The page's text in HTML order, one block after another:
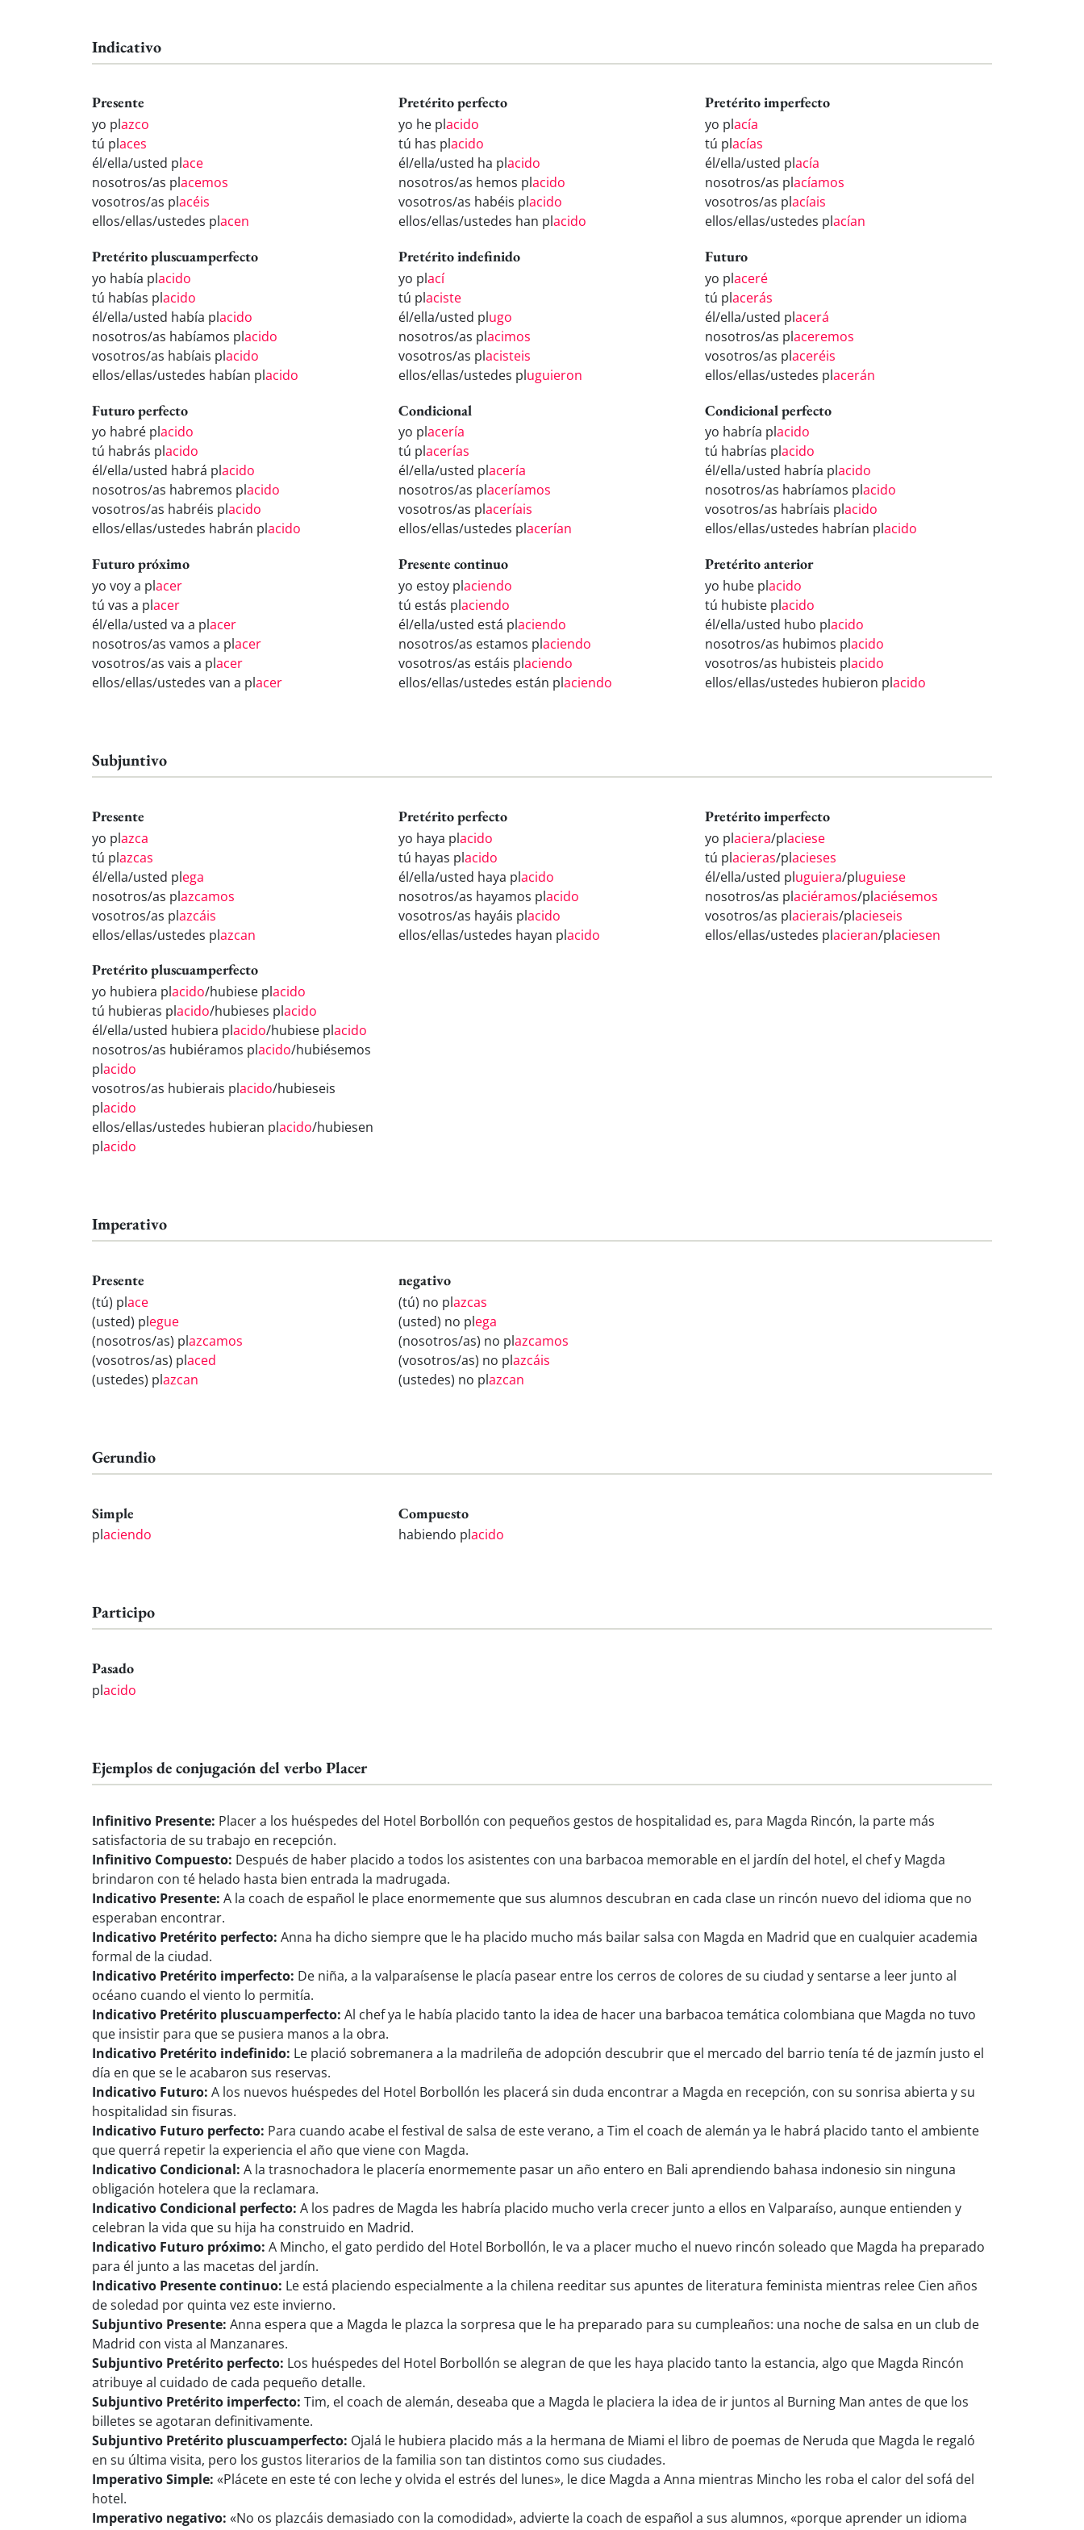
Indicativo
Presente
yo plazco
tú places
él/ella/usted place
nosotros/as placemos
vosotros/as placéis
ellos/ellas/ustedes placen
Pretérito perfecto
yo he placido
tú has placido
él/ella/usted ha placido
nosotros/as hemos placido
vosotros/as habéis placido
ellos/ellas/ustedes han placido
Pretérito imperfecto
yo placía
tú placías
él/ella/usted placía
nosotros/as placíamos
vosotros/as placíais
ellos/ellas/ustedes placían
Pretérito pluscuamperfecto
yo había placido
tú habías placido
él/ella/usted había placido
nosotros/as habíamos placido
vosotros/as habíais placido
ellos/ellas/ustedes habían placido
Pretérito indefinido
yo plací
tú placiste
él/ella/usted plugo
nosotros/as placimos
vosotros/as placisteis
ellos/ellas/ustedes pluguieron
Futuro
yo placeré
tú placerás
él/ella/usted placerá
nosotros/as placeremos
vosotros/as placeréis
ellos/ellas/ustedes placerán
Futuro perfecto
yo habré placido
tú habrás placido
él/ella/usted habrá placido
nosotros/as habremos placido
vosotros/as habréis placido
ellos/ellas/ustedes habrán placido
Condicional
yo placería
tú placerías
él/ella/usted placería
nosotros/as placeríamos
vosotros/as placeríais
ellos/ellas/ustedes placerían
Condicional perfecto
yo habría placido
tú habrías placido
él/ella/usted habría placido
nosotros/as habríamos placido
vosotros/as habríais placido
ellos/ellas/ustedes habrían placido
Futuro próximo
yo voy a placer
tú vas a placer
él/ella/usted va a placer
nosotros/as vamos a placer
vosotros/as vais a placer
ellos/ellas/ustedes van a placer
Presente continuo
yo estoy placiendo
tú estás placiendo
él/ella/usted está placiendo
nosotros/as estamos placiendo
vosotros/as estáis placiendo
ellos/ellas/ustedes están placiendo
Pretérito anterior
yo hube placido
tú hubiste placido
él/ella/usted hubo placido
nosotros/as hubimos placido
vosotros/as hubisteis placido
ellos/ellas/ustedes hubieron placido
Subjuntivo
Presente
yo plazca
tú plazcas
él/ella/usted plega
nosotros/as plazcamos
vosotros/as plazcáis
ellos/ellas/ustedes plazcan
Pretérito perfecto
yo haya placido
tú hayas placido
él/ella/usted haya placido
nosotros/as hayamos placido
vosotros/as hayáis placido
ellos/ellas/ustedes hayan placido
Pretérito imperfecto
yo placiera/placiese
tú placieras/placieses
él/ella/usted pluguiera/pluguiese
nosotros/as placiéramos/placiésemos
vosotros/as placierais/placieseis
ellos/ellas/ustedes placieran/placiesen
Pretérito pluscuamperfecto
yo hubiera placido/hubiese placido
tú hubieras placido/hubieses placido
él/ella/usted hubiera placido/hubiese placido
nosotros/as hubiéramos placido/hubiésemos
placido
vosotros/as hubierais placido/hubieseis
placido
ellos/ellas/ustedes hubieran placido/hubiesen
placido
Imperativo
Presente
(tú) place
(usted) plegue
(nosotros/as) plazcamos
(vosotros/as) placed
(ustedes) plazcan
negativo
(tú) no plazcas
(usted) no plega
(nosotros/as) no plazcamos
(vosotros/as) no plazcáis
(ustedes) no plazcan
Gerundio
Simple
placiendo
Compuesto
habiendo placido
Participo
Pasado
placido
Ejemplos de conjugación del verbo Placer
Infinitivo Presente: Placer a los huéspedes del Hotel Borbollón con pequeños gestos de hospitalidad es, para Magda Rincón, la parte más
satisfactoria de su trabajo en recepción.
Infinitivo Compuesto: Después de haber placido a todos los asistentes con una barbacoa memorable en el jardín del hotel, el chef y Magda
brindaron con té helado hasta bien entrada la madrugada.
Indicativo Presente: A la coach de español le place enormemente que sus alumnos descubran en cada clase un rincón nuevo del idioma que no
esperaban encontrar.
Indicativo Pretérito perfecto: Anna ha dicho siempre que le ha placido mucho más bailar salsa con Magda en Madrid que en cualquier academia
formal de la ciudad.
Indicativo Pretérito imperfecto: De niña, a la valparaísense le placía pasear entre los cerros de colores de su ciudad y sentarse a leer junto al
océano cuando el viento lo permitía.
Indicativo Pretérito pluscuamperfecto: Al chef ya le había placido tanto la idea de hacer una barbacoa temática colombiana que Magda no tuvo
que insistir para que se pusiera manos a la obra.
Indicativo Pretérito indefinido: Le plació sobremanera a la madrileña de adopción descubrir que el mercado del barrio tenía té de jazmín justo el
día en que se le acabaron sus reservas.
Indicativo Futuro: A los nuevos huéspedes del Hotel Borbollón les placerá sin duda encontrar a Magda en recepción, con su sonrisa abierta y su
hospitalidad sin fisuras.
Indicativo Futuro perfecto: Para cuando acabe el festival de salsa de este verano, a Tim el coach de alemán ya le habrá placido tanto el ambiente
que querrá repetir la experiencia el año que viene con Magda.
Indicativo Condicional: A la trasnochadora le placería enormemente pasar un año entero en Bali aprendiendo bahasa indonesio sin ninguna
obligación hotelera que la reclamara.
Indicativo Condicional perfecto: A los padres de Magda les habría placido mucho verla crecer junto a ellos en Valparaíso, aunque entienden y
celebran la vida que su hija ha construido en Madrid.
Indicativo Futuro próximo: A Mincho, el gato perdido del Hotel Borbollón, le va a placer mucho el nuevo rincón soleado que Magda ha preparado
para él junto a las macetas del jardín.
Indicativo Presente continuo: Le está placiendo especialmente a la chilena reeditar sus apuntes de literatura feminista mientras relee Cien años
de soledad por quinta vez este invierno.
Subjuntivo Presente: Anna espera que a Magda le plazca la sorpresa que le ha preparado para su cumpleaños: una noche de salsa en un club de
Madrid con vista al Manzanares.
Subjuntivo Pretérito perfecto: Los huéspedes del Hotel Borbollón se alegran de que les haya placido tanto la estancia, algo que Magda Rincón
atribuye al cuidado de cada pequeño detalle.
Subjuntivo Pretérito imperfecto: Tim, el coach de alemán, deseaba que a Magda le placiera la idea de ir juntos al Burning Man antes de que los
billetes se agotaran definitivamente.
Subjuntivo Pretérito pluscuamperfecto: Ojalá le hubiera placido más a la hermana de Miami el libro de poemas de Neruda que Magda le regaló
en su última visita, pero los gustos literarios de la familia son tan distintos como sus ciudades.
Imperativo Simple: «Plácete en este té con leche y olvida el estrés del lunes», le dice Magda a Anna mientras Mincho les roba el calor del sofá del
hotel.
Imperativo negativo: «No os plazcáis demasiado con la comodidad», advierte la coach de español a sus alumnos, «porque aprender un idioma